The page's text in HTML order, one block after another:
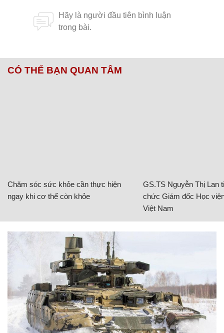
CÓ THỂ BẠN QUAN TÂM
Chăm sóc sức khỏe cần thực hiện
ngay khi cơ thể còn khỏe
GS.TS Nguyễn Thị Lan
chức Giám đốc Học
Việt Nam